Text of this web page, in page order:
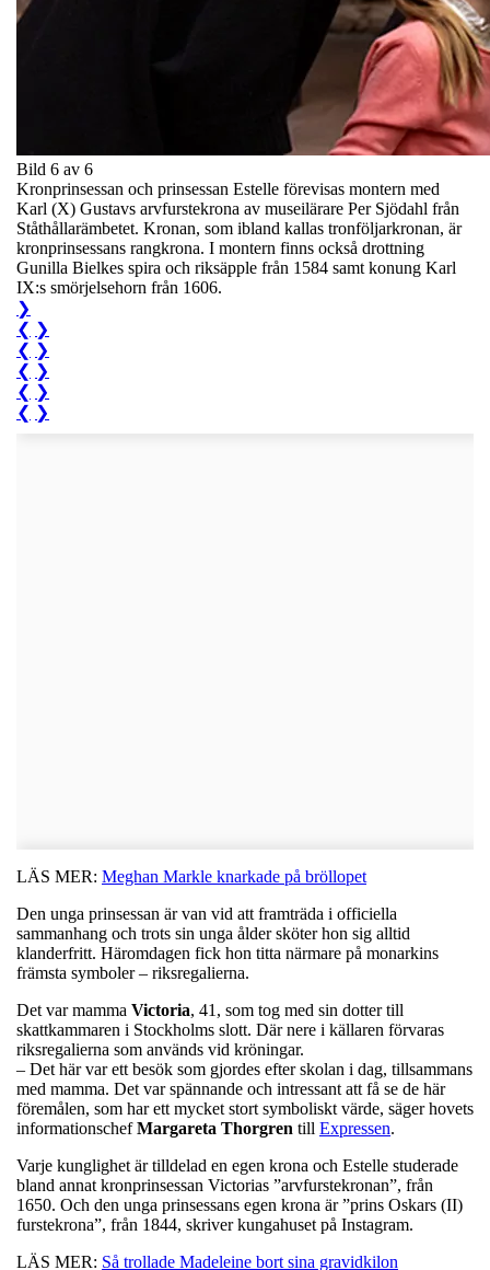
Bild 6 av 6
Kronprinsessan och prinsessan Estelle förevisas montern med
Karl (X) Gustavs arvfurstekrona av museilärare Per Sjödahl från
Ståthållarämbetet. Kronan, som ibland kallas tronföljarkronan, är
kronprinsessans rangkrona. I montern finns också drottning
Gunilla Bielkes spira och riksäpple från 1584 samt konung Karl
IX:s smörjelsehorn från 1606.
❯
❮ ❯
❮ ❯
❮ ❯
❮ ❯
❮ ❯
LÄS MER: Meghan Markle knarkade på bröllopet
Den unga prinsessan är van vid att framträda i officiella
sammanhang och trots sin unga ålder sköter hon sig alltid
klanderfritt. Häromdagen fick hon titta närmare på monarkins
främsta symboler – riksregalierna.
Det var mamma Victoria, 41, som tog med sin dotter till
skattkammaren i Stockholms slott. Där nere i källaren förvaras
riksregalierna som används vid kröningar.
– Det här var ett besök som gjordes efter skolan i dag, tillsammans
med mamma. Det var spännande och intressant att få se de här
föremålen, som har ett mycket stort symboliskt värde, säger hovets
informationschefMargareta Thorgren till Expressen.
Varje kunglighet är tilldelad en egen krona och Estelle studerade
bland annat kronprinsessan Victorias ”arvfurstekronan”, från
1650. Och den unga prinsessans egen krona är ”prins Oskars (II)
furstekrona”, från 1844, skriver kungahuset på Instagram.
LÄS MER: Så trollade Madeleine bort sina gravidkilon